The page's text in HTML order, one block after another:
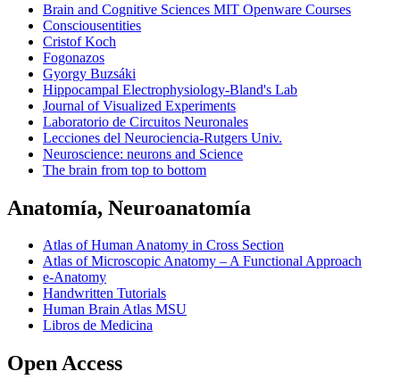
Brain and Cognitive Sciences MIT Openware Courses
Consciousentities
Cristof Koch
Fogonazos
Gyorgy Buzsáki
Hippocampal Electrophysiology-Bland's Lab
Journal of Visualized Experiments
Laboratorio de Circuitos Neuronales
Lecciones del Neurociencia-Rutgers Univ.
Neuroscience: neurons and Science
The brain from top to bottom
Anatomía, Neuroanatomía
Atlas of Human Anatomy in Cross Section
Atlas of Microscopic Anatomy – A Functional Approach
e-Anatomy
Handwritten Tutorials
Human Brain Atlas MSU
Libros de Medicina
Open Access